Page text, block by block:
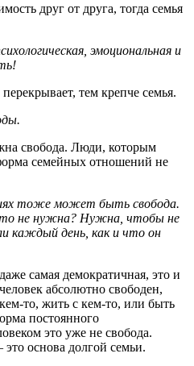
друг от друга, тогда семья
эмоциональная и
тем крепче семья.
свобода. Люди, которым
семейных отношений не
тоже может быть свобода.
не нужна? Нужна, чтобы не
каждый день, как и что он
самая демократичная, это и
абсолютно свободен,
то, жить с кем-то, или быть
постоянного
это уже не свобода.
основа долгой семьи.